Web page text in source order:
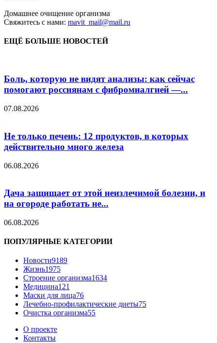
Домашнее очищение организма
Свяжитесь с нами: mavit_mail@mail.ru
ЕЩЁ БОЛЬШЕ НОВОСТЕЙ
Боль, которую не видят анализы: как сейчас
помогают россиянам с фибромиалгией —...
07.08.2026
Не только печень: 12 продуктов, в которых
действительно много железа
06.08.2026
Дача защищает от этой неизлечимой болезни, и
на огороде работать не...
06.08.2026
ПОПУЛЯРНЫЕ КАТЕГОРИИ
Новости9189
Жизнь1975
Строение организма1634
Медицина121
Маски для лица76
Лечебно-профилактические диеты75
Очистка организма55
О проекте
Контакты